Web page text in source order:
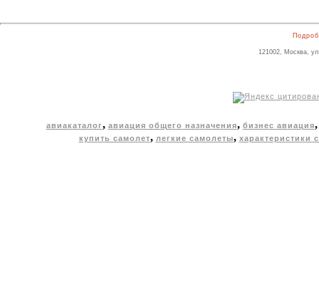
121002, Москва,
авиакаталог, авиация общего назначения, бизнес авиация
купить самолет, легкие самолеты, характеристики